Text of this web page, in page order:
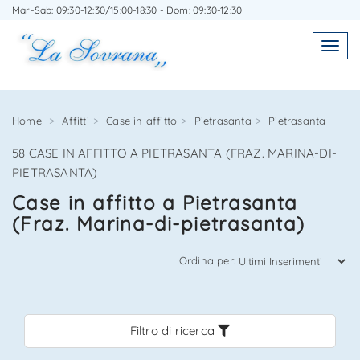
Mar-Sab: 09:30-12:30/15:00-18:30 - Dom: 09:30-12:30
Toggle
Home Affitti Case in affitto Pietrasanta Pietrasanta
58 CASE IN AFFITTO A PIETRASANTA (FRAZ. MARINA-DI-
PIETRASANTA)
Case in affitto a Pietrasanta
(Fraz. Marina-di-pietrasanta)
Ordina per:
Filtro di ricerca
SCRIVICI SENZA IMPEGNO
Agenzia Immobiliare La Sovrana
0584 22988
*Il tuo indirizzo Email